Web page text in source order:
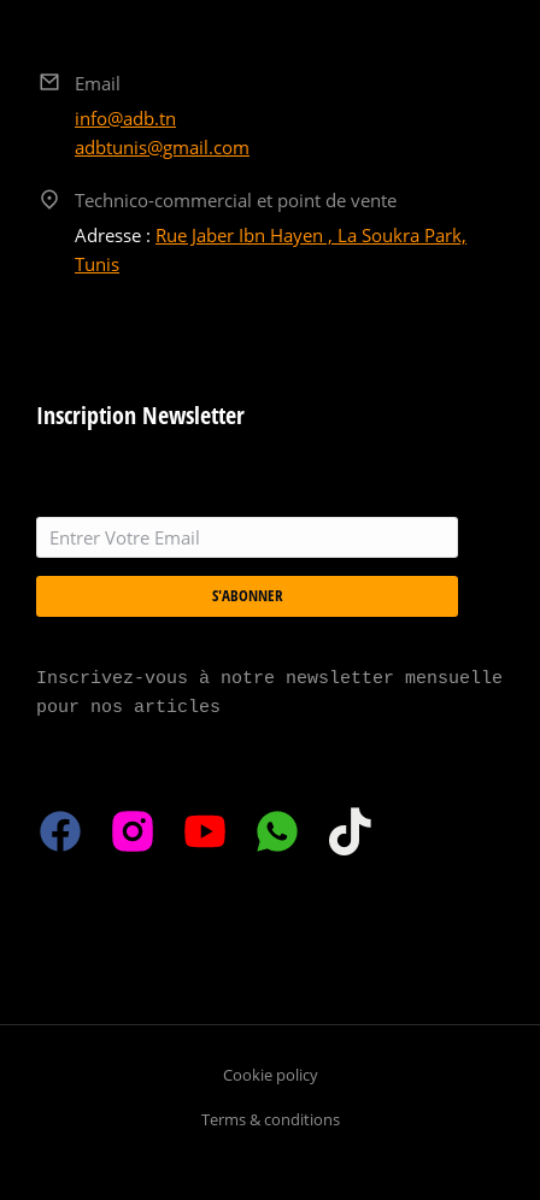
Email
info@adb.tn
adbtunis@gmail.com
Technico-commercial et point de vente
Adresse : Rue Jaber Ibn Hayen , La Soukra Park,
Tunis
Inscription Newsletter
S'ABONNER
Inscrivez-vous à notre newsletter mensuelle
pour nos articles
Cookie policy
Terms & conditions